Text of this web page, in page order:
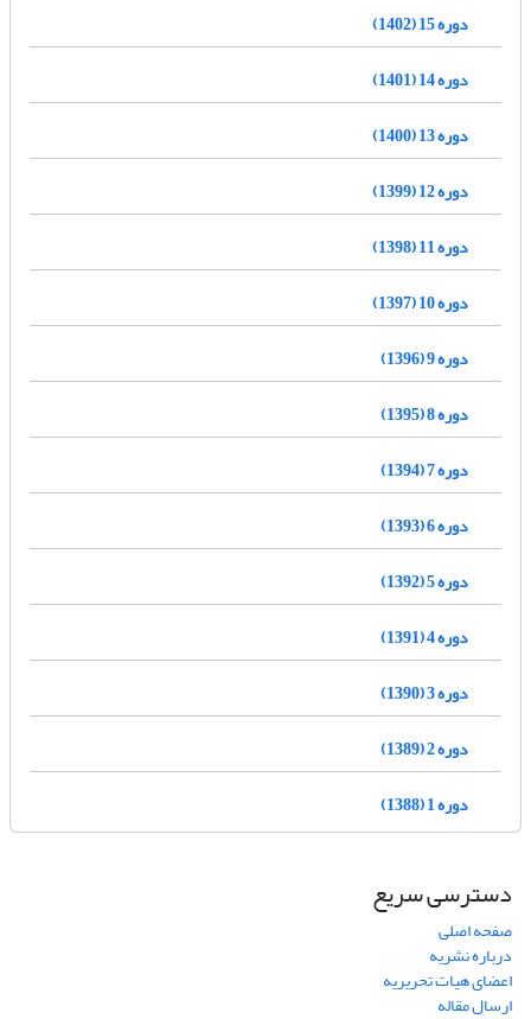
دوره 15 (1402)
دوره 14 (1401)
دوره 13 (1400)
دوره 12 (1399)
دوره 11 (1398)
دوره 10 (1397)
دوره 9 (1396)
دوره 8 (1395)
دوره 7 (1394)
دوره 6 (1393)
دوره 5 (1392)
دوره 4 (1391)
دوره 3 (1390)
دوره 2 (1389)
دوره 1 (1388)
دسترسی سریع
صفحه اصلی
درباره نشریه
اعضای هیات تحریریه
ارسال مقاله